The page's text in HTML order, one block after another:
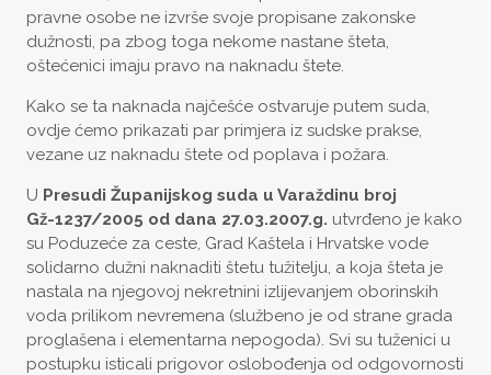
pravne osobe ne izvrše svoje propisane zakonske
dužnosti, pa zbog toga nekome nastane šteta,
oštećenici imaju pravo na naknadu štete.
Kako se ta naknada najčešće ostvaruje putem suda,
ovdje ćemo prikazati par primjera iz sudske prakse,
vezane uz naknadu štete od poplava i požara.
U Presudi Županijskog suda u Varaždinu broj
Gž-1237/2005 od dana 27.03.2007.g. utvrđeno je kako
su Poduzeće za ceste, Grad Kaštela i Hrvatske vode
solidarno dužni naknaditi štetu tužitelju, a koja šteta je
nastala na njegovoj nekretnini izlijevanjem oborinskih
voda prilikom nevremena (službeno je od strane grada
proglašena i elementarna nepogoda). Svi su tuženici u
postupku isticali prigovor oslobođenja od odgovornosti